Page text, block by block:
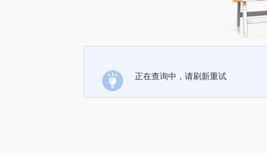
正在查询中，请刷新重试